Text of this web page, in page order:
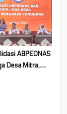
ABPEDNAS
Desa Mitra,